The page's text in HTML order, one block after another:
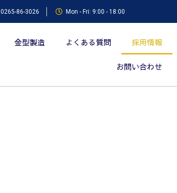
0265-86-3026 Mon - Fri: 9:00 - 18:00
金型製造 よくある質問 採用情報
お問い合わせ